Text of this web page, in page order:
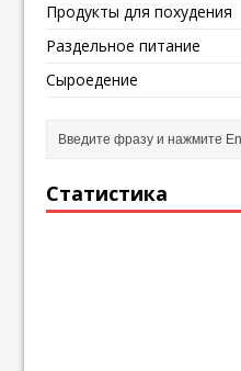
Продукты для похудения
Раздельное питание
Сыроедение
Статистика